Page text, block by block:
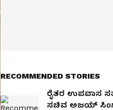
RECOMMENDED STORIES
ರೈತರ ಉಪವಾಸ
ಸಚಿವ ಅಜಯ್